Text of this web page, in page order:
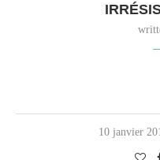
10 janvier